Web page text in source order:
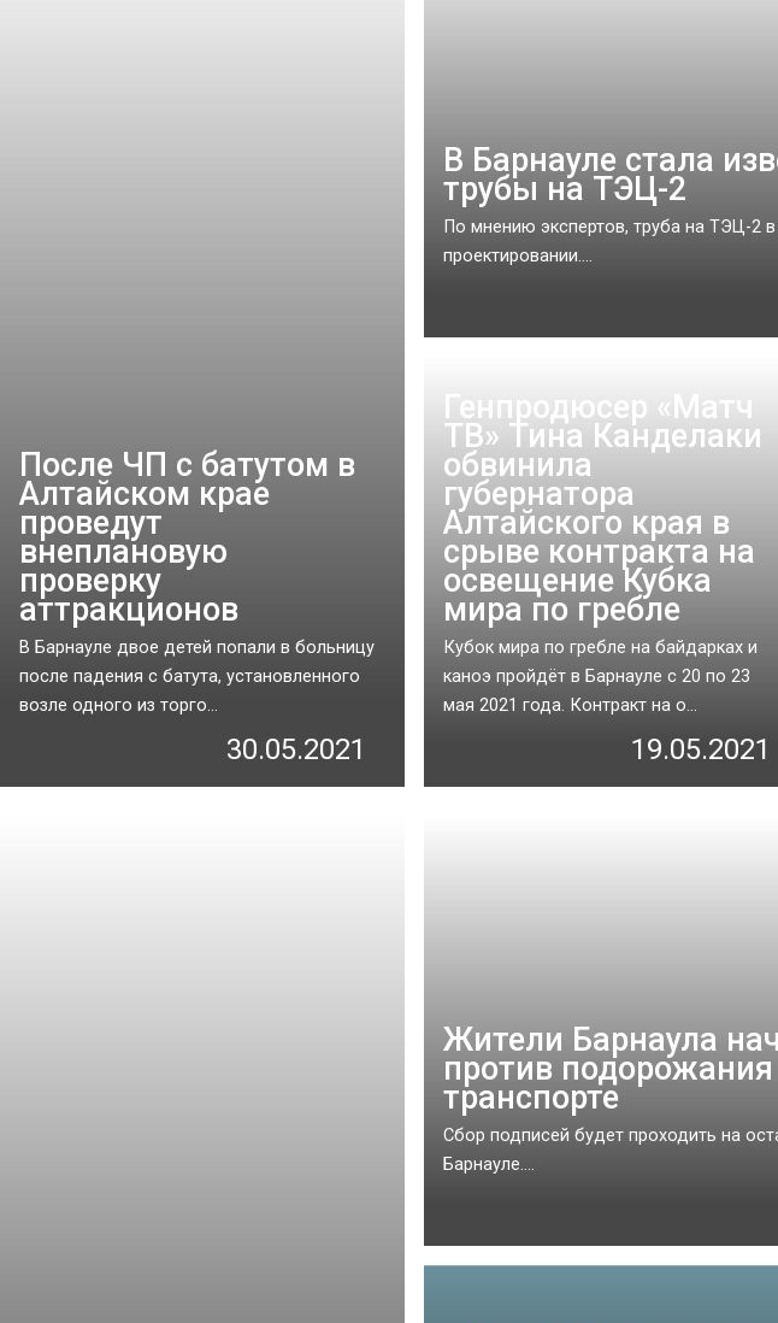
После ЧП с батутом в
Алтайском крае
проведут
внеплановую
проверку
аттракционов
В Барнауле двое детей попали в больницу
после падения с батута, установленного
возле одного из торго...
30.05.2021
В Барнауле стала
трубы на ТЭЦ-2
По мнению экспертов, труба на ТЭЦ-2
проектировании....
Генпродюсер «Матч
ТВ» Тина Канделаки
обвинила
губернатора
Алтайского края в
срыве контракта на
освещение Кубка
мира по гребле
Кубок мира по гребле на байдарках и
каноэ пройдёт в Барнауле с 20 по 23
мая 2021 года. Контракт на о...
19.05.2021
Жители Барнаула
против
транспорте
Сбор подписей будет проходить на
Барнауле....